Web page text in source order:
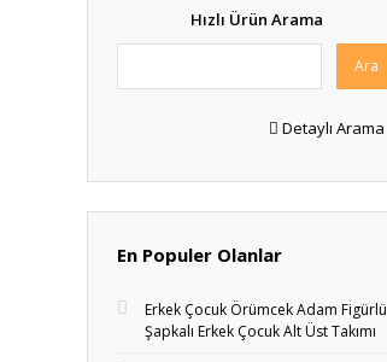
Hızlı Ürün Arama
Ara
Detaylı Arama
En Populer Olanlar
Erkek Çocuk Örümcek Adam Figürlü
Şapkalı Erkek Çocuk Alt Üst Takımı